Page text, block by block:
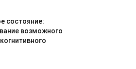
состояние:
возможного